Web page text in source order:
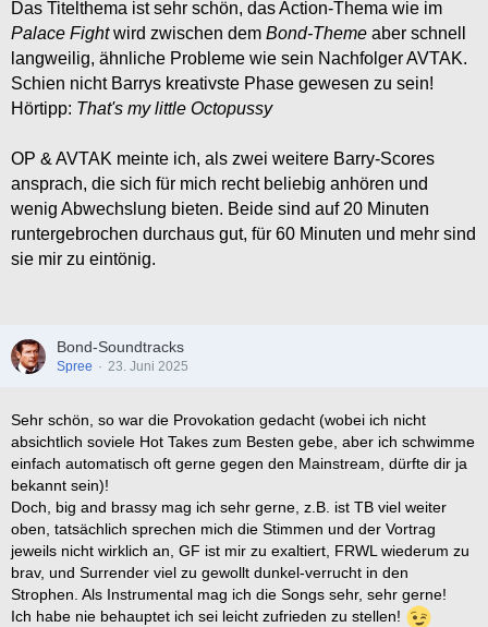
Das Titelthema ist sehr schön, das Action-Thema wie im
Palace Fightwird zwischen dem Bond-Theme aber schnell
langweilig, ähnliche Probleme wie sein Nachfolger AVTAK.
Schien nicht Barrys kreativste Phase gewesen zu sein!
Hörtipp: That's my little Octopussy
OP & AVTAK meinte ich, als zwei weitere Barry-Scores
ansprach, die sich für mich recht beliebig anhören und
wenig Abwechslung bieten. Beide sind auf 20 Minuten
runtergebrochen durchaus gut, für 60 Minuten und mehr sind
sie mir zu eintönig.
Bond-Soundtracks
Spree 23. Juni 2025
Sehr schön, so war die Provokation gedacht (wobei ich nicht
absichtlich soviele Hot Takes zum Besten gebe, aber ich schwimme
einfach automatisch oft gerne gegen den Mainstream, dürfte dir ja
bekannt sein)!
Doch, big and brassy mag ich sehr gerne, z.B. ist TB viel weiter
oben, tatsächlich sprechen mich die Stimmen und der Vortrag
jeweils nicht wirklich an, GF ist mir zu exaltiert, FRWL wiederum zu
brav, und Surrender viel zu gewollt dunkel-verrucht in den
Strophen. Als Instrumental mag ich die Songs sehr, sehr gerne!
Ich habe nie behauptet ich sei leicht zufrieden zu stellen!